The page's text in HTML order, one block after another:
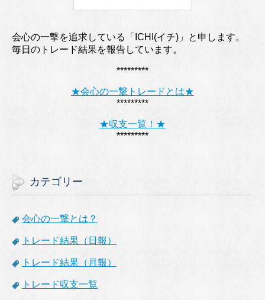
会心の一撃を追求している「ICHI(イチ)」と申します。
毎日のトレード結果を報告しています。
*********
★会心の一撃トレードとは★
*********
★収支一覧！★
*********
カテゴリー
会心の一撃とは？
トレード結果（日報）
トレード結果（月報）
トレード収支一覧